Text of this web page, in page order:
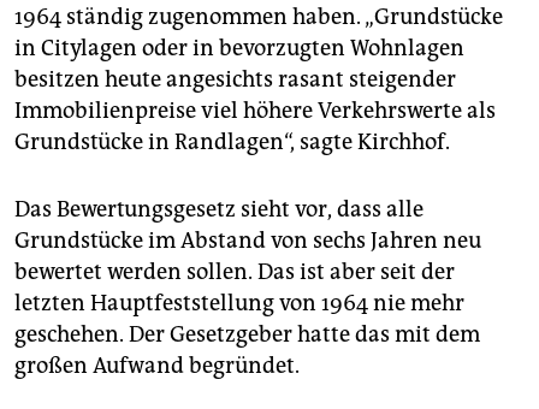
1964 ständig zugenommen haben. „Grundstücke
in Citylagen oder in bevorzugten Wohnlagen
besitzen heute angesichts rasant steigender
Immobilienpreise viel höhere Verkehrswerte als
Grundstücke in Randlagen“, sagte Kirchhof.
Das Bewertungsgesetz sieht vor, dass alle
Grundstücke im Abstand von sechs Jahren neu
bewertet werden sollen. Das ist aber seit der
letzten Hauptfeststellung von 1964 nie mehr
geschehen. Der Gesetzgeber hatte das mit dem
großen Aufwand begründet.